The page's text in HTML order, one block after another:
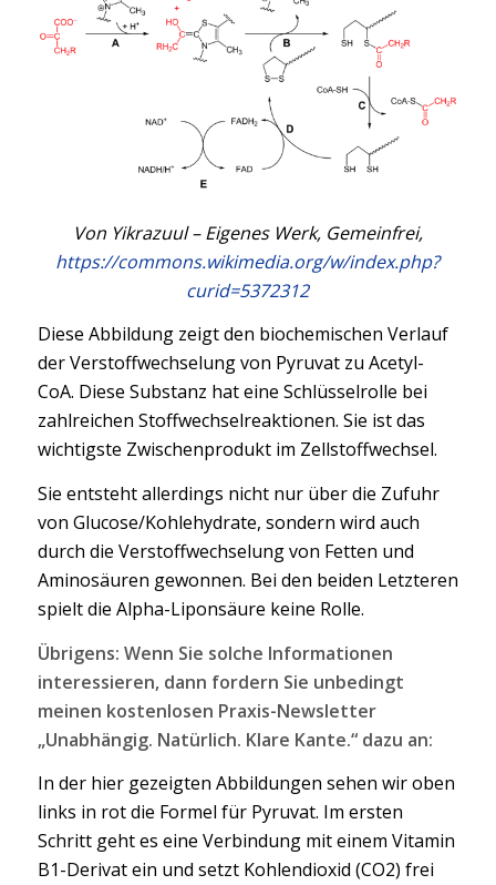
Von Yikrazuul – Eigenes Werk, Gemeinfrei,
https://commons.wikimedia.org/w/index.php?
curid=5372312
Diese Abbildung zeigt den biochemischen Verlauf
der Verstoffwechselung von Pyruvat zu Acetyl-
CoA. Diese Substanz hat eine Schlüsselrolle bei
zahlreichen Stoffwechselreaktionen. Sie ist das
wichtigste Zwischenprodukt im Zellstoffwechsel.
Sie entsteht allerdings nicht nur über die Zufuhr
von Glucose/Kohlehydrate, sondern wird auch
durch die Verstoffwechselung von Fetten und
Aminosäuren gewonnen. Bei den beiden Letzteren
spielt die Alpha-Liponsäure keine Rolle.
Übrigens: Wenn Sie solche Informationen
interessieren, dann fordern Sie unbedingt
meinen kostenlosen Praxis-Newsletter
„Unabhängig. Natürlich. Klare Kante.“ dazu an:
In der hier gezeigten Abbildungen sehen wir oben
links in rot die Formel für Pyruvat. Im ersten
Schritt geht es eine Verbindung mit einem Vitamin
B1-Derivat ein und setzt Kohlendioxid (CO2) frei